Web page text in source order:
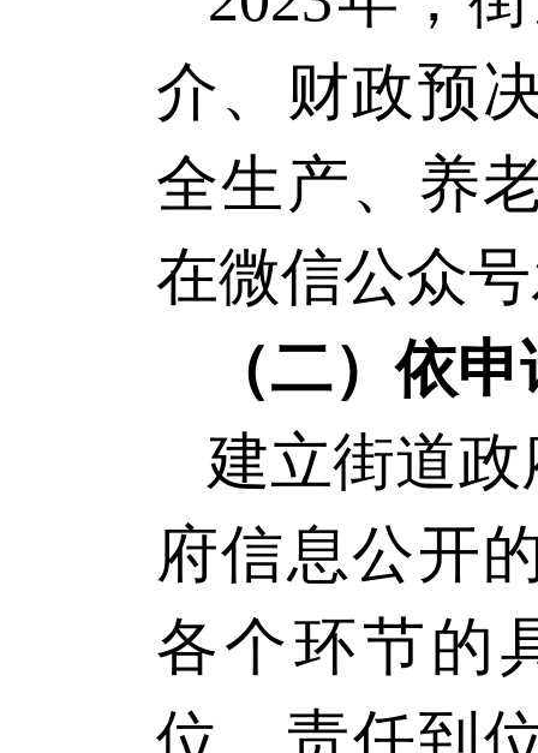
介、财政预
全生产、养
在微信公众
（二）依
建立街道
府信息公开
各个环节的
位、责任到